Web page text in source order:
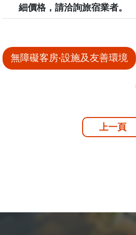
細價格，請洽詢旅宿業者。
無障礙客房‧設施及友善環境
上一頁